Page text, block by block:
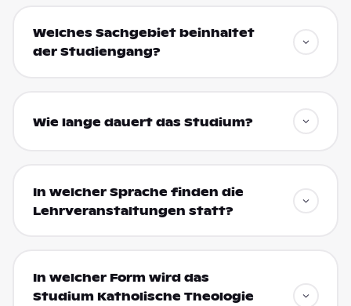
Welches Sachgebiet beinhaltet
der Studiengang?
Wie lange dauert das Studium?
In welcher Sprache finden die
Lehrveranstaltungen statt?
In welcher Form wird das
Studium Katholische Theologie